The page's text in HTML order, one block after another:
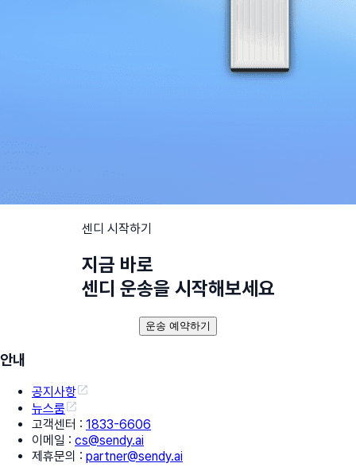
센디 시작하기
지금 바로
센디 운송을 시작해보세요
운송 예약하기
안내
공지사항
뉴스룸
고객센터 : 1833-6606
이메일 : cs@sendy.ai
제휴문의 : partner@sendy.ai